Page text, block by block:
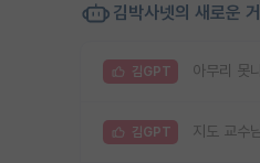
김박사넷의 새로운
김GPT 아무리 못
김GPT 지도 교수